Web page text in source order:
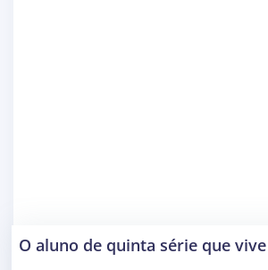
O aluno de quinta série que